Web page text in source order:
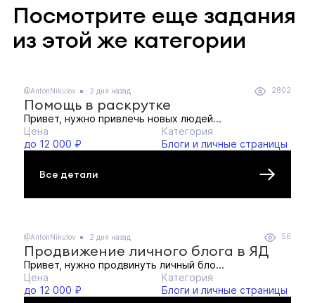
Посмотрите еще задания
из этой же категории
@AntonNikulov 2 дня назад 2802
Помощь в раскрутке
Привет, нужно привлечь новых людей...
Цена
до 12 000 ₽
Категория
Блоги и личные страницы
Все детали
@AntonNikulov 2 дня назад 56
Продвижение личного блога в ЯД
Привет, нужно продвинуть личный бло...
Цена
до 12 000 ₽
Категория
Блоги и личные страницы